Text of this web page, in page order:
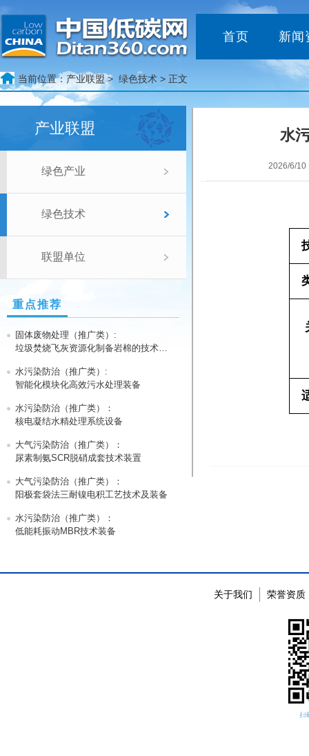
首页 新闻
当前位置： 产业联盟 > 绿色技术 > 正文
产业联盟
绿色产业
绿色技术
联盟单位
重点推荐
固体废物处理（推广类）:
垃圾焚烧飞灰资源化制备岩棉的技术与设备
水污染防治（推广类）:
智能化模块化高效污水处理装备
水污染防治（推广类）：
核电凝结水精处理系统设备
大气污染防治（推广类）：
尿素制氨SCR脱硝成套技术装置
大气污染防治（推广类）：
阳极套袋法三耐镍电积工艺技术及装备
水污染防治（推广类）：
低能耗振动MBR技术装备
水
2026/6/
关于我们 荣誉资质